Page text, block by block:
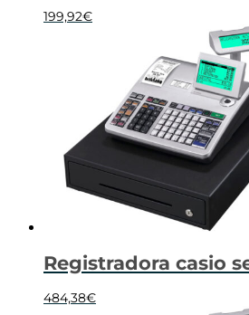
199,92€
Registradora casio
484,38€